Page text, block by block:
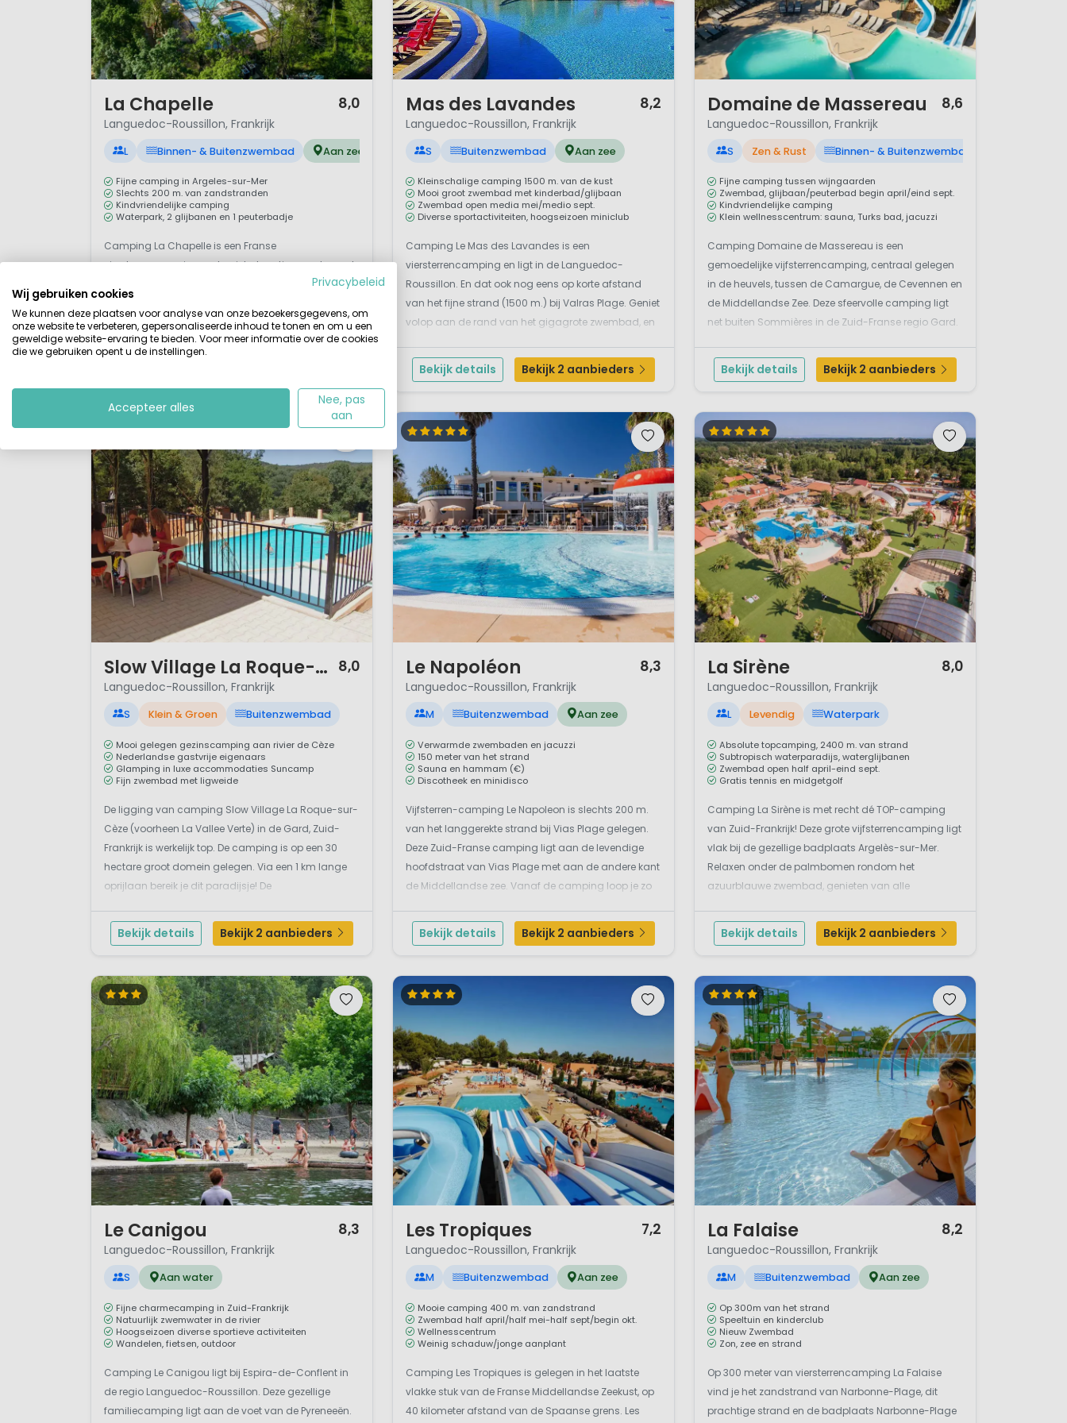
lokale bevolking en de campingliefhebbers hanteren de ‘oude’ benaming nog steeds. Over de herindeling
schreven wij eerdereen blog..
Tot Languedoc-Roussillon horen onder meer de departementen Aude, Gard, Hérault , Lozère en Pyrénées
Orientales.
La Chapelle 8,0
Languedoc-Roussillon, Frankrijk
L Binnen- & Buitenzwembad Aan zee
Fijne camping in Argeles-sur-Mer
Slechts 200 m. van zandstranden
Kindvriendelijke camping
Waterpark, 2 glijbanen en 1 peuterbadje
Camping La Chapelle is een Franse
viersterrencamping met unieke locatie aan de rand
van Argelès-sur-Mer. Aan de ene kant de machtige
Middellandse Zee (dat is Zuid Frankrijk op en top):
alleen al vanwege de ligging heeft camping La
Chapelle enorm veel te bieden. De camping ligt in
Mas des Lavandes 8,2
Languedoc-Roussillon, Frankrijk
S Buitenzwembad Aan zee
Kleinschalige camping 1500 m. van de kust
Mooi groot zwembad met kinderbad/glijbaan
Zwembad open media mei/medio sept.
Diverse sportactiviteiten, hoogseizoen miniclub
Camping Le Mas des Lavandes is een
viersterrencamping en ligt in de Languedoc-
Roussillon. En dat ook nog eens op korte afstand
van het fijne strand (1500 m.) bij Valras Plage. Geniet
volop aan de rand van het gigagrote zwembad, en
sluit vervolgens de avond af bij één van de
spectaculaire shows. Valra...
Bekijk details Bekijk 2 aanbieders
Domaine de Massereau 8,6
Languedoc-Roussillon, Frankrijk
S Zen & Rust Binnen- & Buitenzwembad
Fijne camping tussen wijngaarden
Zwembad, glijbaan/peuterbad begin april/eind sept.
Kindvriendelijke camping
Klein wellnesscentrum: sauna, Turks bad, jacuzzi
Camping Domaine de Massereau is een
gemoedelijke vijfsterrencamping, centraal gelegen
in de heuvels, tussen de Camargue, de Cevennen en
de Middellandse Zee. Deze sfeervolle camping ligt
net buiten Sommières in de Zuid-Franse regio Gard.
wijngaard, dus wijnliefhebbers kunnen hier hun hart
ophalen...
Bekijk details Bekijk 2 aanbieders
Slow Village La Roque-sur-Cèze 8,0
Languedoc-Roussillon, Frankrijk
S Klein & Groen Buitenzwembad
Mooi gelegen gezinscamping aan rivier de Cèze
Nederlandse gastvrije eigenaars
Glamping in luxe accommodaties Suncamp
Fijn zwembad met ligweide
De ligging van camping Slow Village La Roque-sur-
Cèze (voorheen La Vallee Verte) in de Gard, Zuid-
Frankrijk is werkelijk top. De camping is op een 30
hectare groot domein gelegen. Via een 1 km lange
oprijlaan bereik je dit paradijsje! De
een heuvel met mooi uitzicht op de omliggende
natuur. Glam...
Bekijk details Bekijk 2 aanbieders
Le Napoléon 8,3
Languedoc-Roussillon, Frankrijk
M Buitenzwembad Aan zee
Verwarmde zwembaden en jacuzzi
150 meter van het strand
Sauna en hammam (€)
Discotheek en minidisco
Vijfsterren-camping Le Napoleon is slechts 200 m.
van het langgerekte strand bij Vias Plage gelegen.
Deze Zuid-Franse camping ligt aan de levendige
hoofdstraat van Vias Plage met aan de andere kant
de Middellandse zee. Vanaf de camping loop je zo
is een groot zwembadcomplex met o.a. een groot
zwem...
Bekijk details Bekijk 2 aanbieders
La Sirène 8,0
Languedoc-Roussillon, Frankrijk
L Levendig Waterpark
Absolute topcamping, 2400 m. van strand
Subtropisch waterparadijs, waterglijbanen
Zwembad open half april-eind sept.
Gratis tennis en midgetgolf
Camping La Sirène is met recht dé TOP-camping
van Zuid-Frankrijk! Deze grote vijfsterrencamping ligt
vlak bij de gezellige badplaats Argelès-sur-Mer.
Relaxen onder de palmbomen rondom het
azuurblauwe zwembad, genieten van alle
bij de luxe stacaravan om vervolgens de avond af ...
Bekijk details Bekijk 2 aanbieders
Le Canigou 8,3
Languedoc-Roussillon, Frankrijk
S Aan water
Fijne charmecamping in Zuid-Frankrijk
Natuurlijk zwemwater in de rivier
Hoogseizoen diverse sportieve activiteiten
Wandelen, fietsen, outdoor
Camping Le Canigou ligt bij Espira-de-Conflent in
de regio Languedoc-Roussillon. Deze gezellige
familiecamping ligt aan de voet van de Pyreneeën.
Les Tropiques 7,2
Languedoc-Roussillon, Frankrijk
M Buitenzwembad Aan zee
Mooie camping 400 m. van zandstrand
Zwembad half april/half mei-half sept/begin okt.
Wellnesscentrum
Weinig schaduw/jonge aanplant
Camping Les Tropiques is gelegen in het laatste
vlakke stuk van de Franse Middellandse Zeekust, op
40 kilometer afstand van de Spaanse grens. Les
La Falaise 8,2
Languedoc-Roussillon, Frankrijk
M Buitenzwembad Aan zee
Op 300m van het strand
Speeltuin en kinderclub
Nieuw Zwembad
Zon, zee en strand
Op 300 meter van viersterrencamping La Falaise
vind je het zandstrand van Narbonne-Plage, dit
prachtige strand en de badplaats Narbonne-Plage
Privacybeleid
Wij gebruiken cookies
We kunnen deze plaatsen voor analyse van onze bezoekersgegevens, om
onze website te verbeteren, gepersonaliseerde inhoud te tonen en om u een
geweldige website-ervaring te bieden. Voor meer informatie over de cookies
die we gebruiken opent u de instellingen.
Accepteer alles
Nee, pas
aan